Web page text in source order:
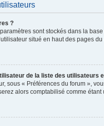
?
sont stockés dans la
situé en haut des pages
de la liste des utilisateurs
sous « Préférences du forum »,
alors comptabilisé comme